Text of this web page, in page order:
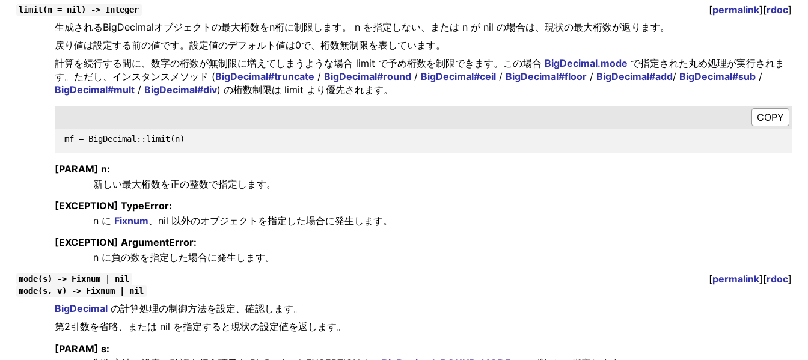
limit(n = nil) -> Integer [permalink][rdoc]
生成されるBigDecimalオブジェクトの最大桁数をn桁に制限します。 n を指定しない、または n が nil の場合は、現状の最大桁数が返ります。
戻り値は設定する前の値です。設定値のデフォルト値は0で、桁数無制限を表しています。
計算を続行する間に、数字の桁数が無制限に増えてしまうような場合 limit で予め桁数を制限できます。この場合 BigDecimal.mode で指定された丸め処理が実行されま
す。ただし、インスタンスメソッド (BigDecimal#truncate / BigDecimal#round/ BigDecimal#ceil/ BigDecimal#floor/ BigDecimal#add/ BigDecimal#sub/
BigDecimal#mult/ BigDecimal#div) の桁数制限は limit より優先されます。
[PARAM] n:
新しい最大桁数を正の整数で指定します。
[EXCEPTION] TypeError:
n に Fixnum 、nil 以外のオブジェクトを指定した場合に発生します。
[EXCEPTION] ArgumentError:
n に負の数を指定した場合に発生します。
mode(s) -> Fixnum | nil [permalink][rdoc]
mode(s, v) -> Fixnum | nil
BigDecimalの計算処理の制御方法を設定、確認します。
第2引数を省略、または nil を指定すると現状の設定値を返します。
[PARAM] s: